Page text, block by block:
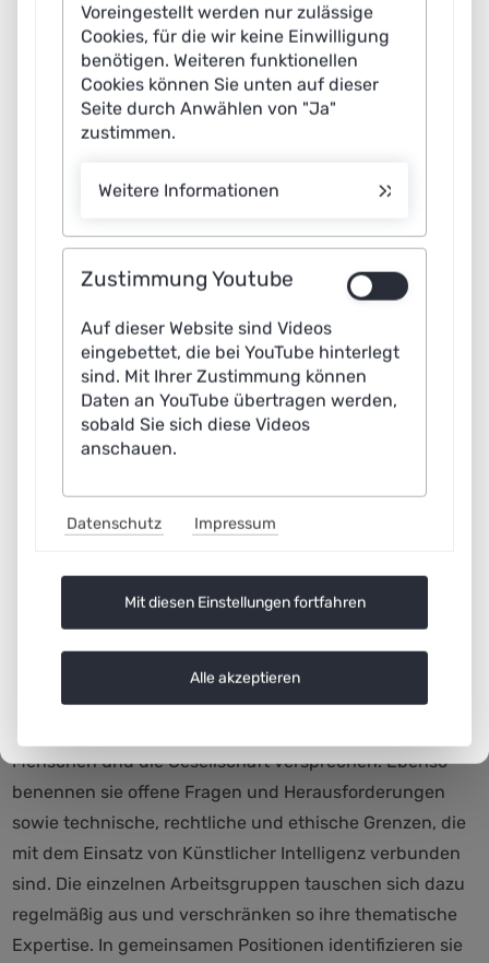
Arbeitsweise
Anhand von konkreten und alltagsnahen
Anwendungsszenarien illustrieren die Arbeitsgruppen
Menschen und die Gesellschaft versprechen. Ebenso
benennen sie offene Fragen und Herausforderungen
sowie technische, rechtliche und ethische Grenzen, die
mit dem Einsatz von Künstlicher Intelligenz verbunden
sind. Die einzelnen Arbeitsgruppen tauschen sich dazu
regelmäßig aus und verschränken so ihre thematische
Expertise. In gemeinsamen Positionen identifizieren sie
Voreingestellt werden nur zulässige
Cookies, für die wir keine Einwilligung
benötigen. Weiteren funktionellen
Cookies können Sie unten auf dieser
Seite durch Anwählen von "Ja"
zustimmen.
Weitere Informationen
Zustimmung Youtube
Auf dieser Website sind Videos
eingebettet, die bei YouTube hinterlegt
sind. Mit Ihrer Zustimmung können
Daten an YouTube übertragen werden,
sobald Sie sich diese Videos
anschauen.
Datenschutz Impressum
Mit diesen Einstellungen fortfahren
Alle akzeptieren